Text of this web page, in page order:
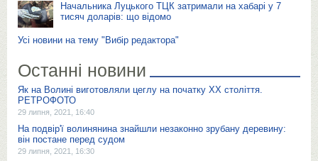
Начальника Луцького ТЦК затримали на хабарі у 7
тисяч доларів: що відомо
Усі новини на тему "Вибір редактора"
Останні новини
Як на Волині виготовляли цеглу на початку ХХ століття.
РЕТРОФОТО
29 липня, 2021, 16:40
На подвір'ї волинянина знайшли незаконно зрубану деревину:
він постане перед судом
29 липня, 2021, 16:30